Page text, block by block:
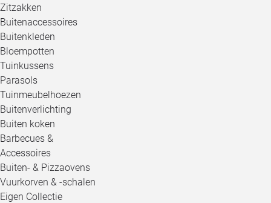
Zitzakken
Buitenaccessoires
Buitenkleden
Bloempotten
Tuinkussens
Parasols
Tuinmeubelhoezen
Buitenverlichting
Buiten koken
Barbecues &
Accessoires
Buiten- & Pizzaovens
Vuurkorven & -schalen
Eigen Collectie